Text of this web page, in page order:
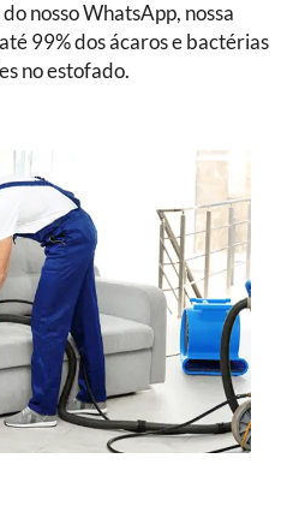
nosso WhatsApp, nossa
99% dos ácaros e bactérias
no estofado.